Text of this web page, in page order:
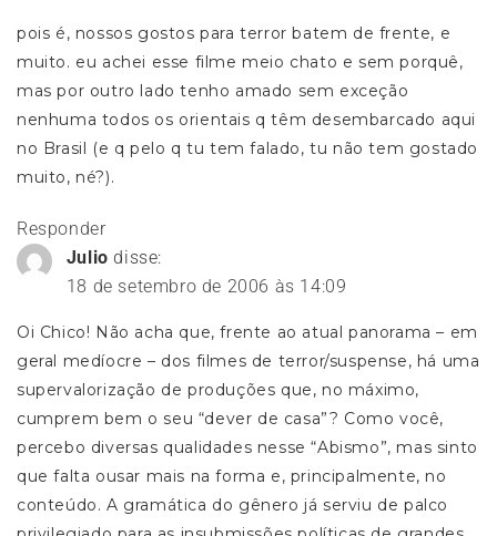
pois é, nossos gostos para terror batem de frente, e
muito. eu achei esse filme meio chato e sem porquê,
mas por outro lado tenho amado sem exceção
nenhuma todos os orientais q têm desembarcado aqui
no Brasil (e q pelo q tu tem falado, tu não tem gostado
muito, né?).
Responder
Julio disse:
18 de setembro de 2006 às 14:09
Oi Chico! Não acha que, frente ao atual panorama – em
geral medíocre – dos filmes de terror/suspense, há uma
supervalorização de produções que, no máximo,
cumprem bem o seu “dever de casa”? Como você,
percebo diversas qualidades nesse “Abismo”, mas sinto
que falta ousar mais na forma e, principalmente, no
conteúdo. A gramática do gênero já serviu de palco